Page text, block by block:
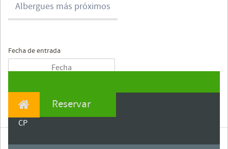
Albergues más próximos
Fecha de entrada
Reservar
CP